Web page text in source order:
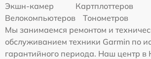
Экшн-камер
Картплоттеров
Велокомпьютеров
Тонометров
Мы занимаемся ремонтом и
обслуживанием техники Garmin по
гарантийного периода. Наш центр в